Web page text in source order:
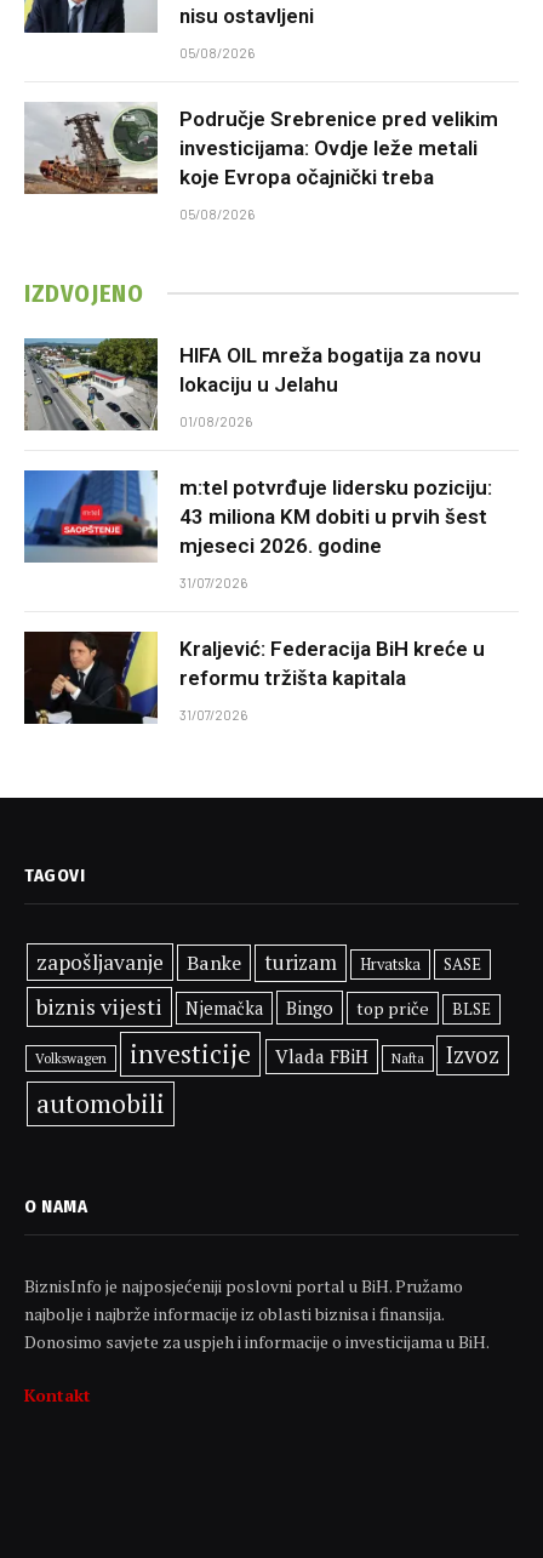
nisu ostavljeni
05/08/2026
Područje Srebrenice pred velikim
investicijama: Ovdje leže metali
koje Evropa očajnički treba
05/08/2026
IZDVOJENO
HIFA OIL mreža bogatija za novu
lokaciju u Jelahu
01/08/2026
m:tel potvrđuje lidersku poziciju:
43 miliona KM dobiti u prvih šest
mjeseci 2026. godine
31/07/2026
Kraljević: Federacija BiH kreće u
reformu tržišta kapitala
31/07/2026
TAGOVI
zapošljavanje Banke turizam Hrvatska SASE
biznis vijesti Njemačka Bingo top priče BLSE
Volkswagen investicije Vlada FBiH Nafta Izvoz
automobili
O NAMA
BiznisInfo je najposjećeniji poslovni portal u BiH. Pružamo
najbolje i najbrže informacije iz oblasti biznisa i finansija.
Donosimo savjete za uspjeh i informacije o investicijama u BiH.
Kontakt